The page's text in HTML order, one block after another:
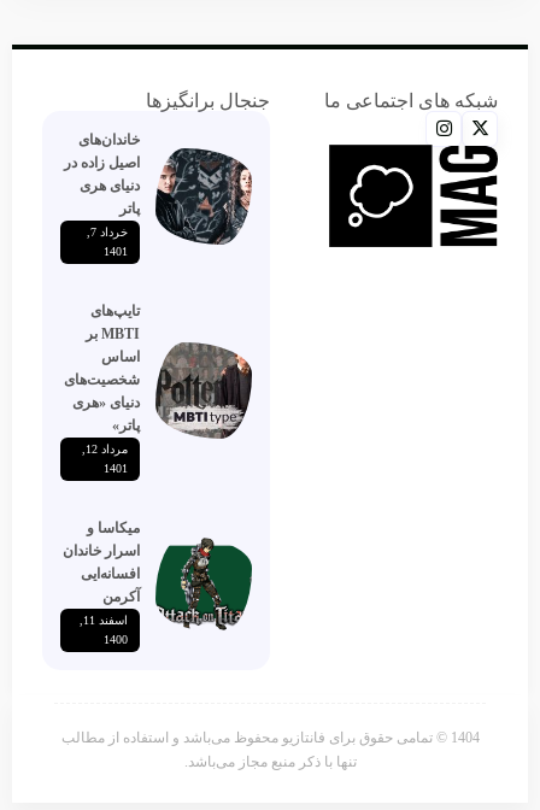
شبکه های اجتماعی ما جنجال برانگیزها
خاندان‌های
اصیل زاده‌ در
دنیای هری
پاتر
1401
تایپ‌های
MBTI بر
اساس
شخصیت‌های
دنیای «هری
پاتر»
1401
میکاسا و
اسرار خاندان
افسانه‌ایی
آکرمن
1400
1404 © تمامی حقوق برای فانتازیو محفوظ می‌باشد و استفاده از مطالب
تنها با ذکر منبع مجاز می‌باشد.